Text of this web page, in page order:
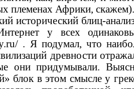
племенах Африки, скажем).
исторический блиц-
у всех
. Я подумал, что
древности
они придумывали.
блок в этом смысле у